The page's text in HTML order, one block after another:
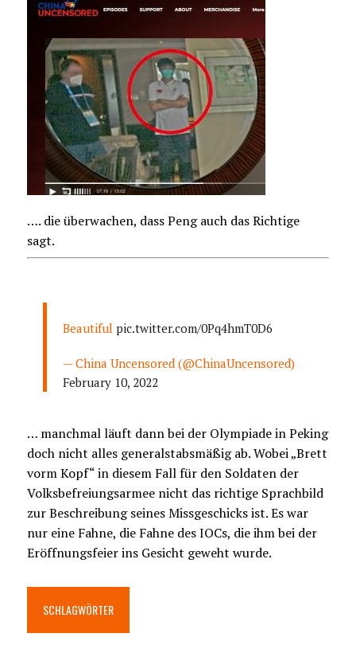
…. die überwachen, dass Peng auch das Richtige
sagt.
Beautiful pic.twitter.com/0Pq4hmT0D6
— China Uncensored (@ChinaUncensored)
February 10, 2022
… manchmal läuft dann bei der Olympiade in Peking
doch nicht alles generalstabsmäßig ab. Wobei „Brett
vorm Kopf“ in diesem Fall für den Soldaten der
Volksbefreiungsarmee nicht das richtige Sprachbild
zur Beschreibung seines Missgeschicks ist. Es war
nur eine Fahne, die Fahne des IOCs, die ihm bei der
Eröffnungsfeier ins Gesicht geweht wurde.
SCHLAGWÖRTER